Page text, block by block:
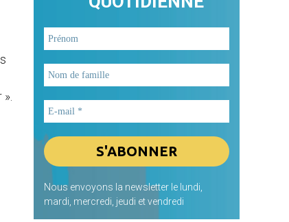
Nous envoyons la newsletter le lundi,
mardi, mercredi, jeudi et vendredi